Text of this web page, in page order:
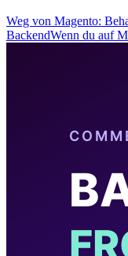
Weg von Magento:
BackendWenn du auf